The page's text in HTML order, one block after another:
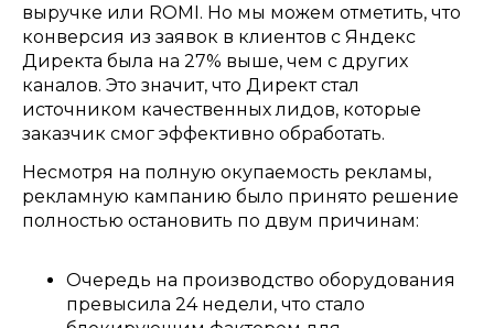
выручке или ROMI. Но мы можем отметить, что
конверсия из заявок в клиентов с Яндекс
Директа была на 27% выше, чем с других
каналов. Это значит, что Директ стал
источником качественных лидов, которые
заказчик смог эффективно обработать.
Несмотря на полную окупаемость рекламы,
рекламную кампанию было принято решение
полностью остановить по двум причинам:
Очередь на производство оборудования
превысила 24 недели, что стало